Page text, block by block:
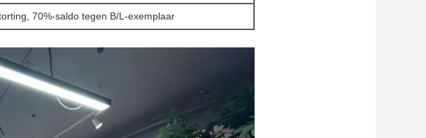
70%-saldo tegen B/L-exemplaar